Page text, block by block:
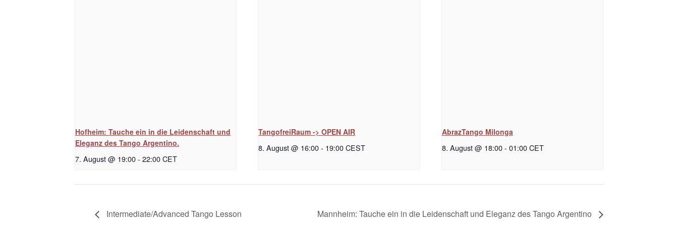
Hofheim: Tauche ein in die Leidenschaft und
Eleganz des Tango Argentino.
7. August @ 19:00- 22:00CET
TangofreiRaum -> OPEN AIR
8. August @ 16:00 - 19:00 CEST
AbrazTango Milonga
8. August @ 18:00 - 01:00 CET
Intermediate/Advanced Tango Lesson Mannheim: Tauche ein in die Leidenschaft und Eleganz des Tango Argentino